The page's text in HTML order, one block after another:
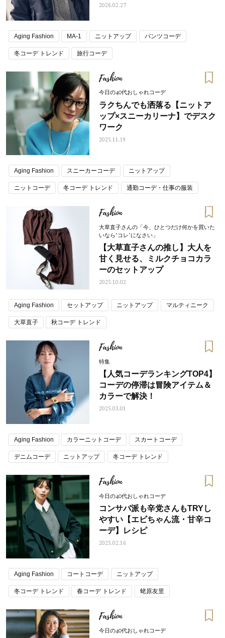
ママとパパに贈る「ジェンダーレ
ス学」
人気の40代髪型・ヘア
2026.02.27
Aging Fashion MA-1 ニットアップ パンツコーデ
冬コーデ トレンド 旅行コーデ
Fashion
今日の40代おしゃれコーデ
ラクちんでも洒落る【ニットア
ップ×スニーカリーナ】でデスク
ワーク
2025.11.19
Aging Fashion スニーカーコーデ ニットアップ
ニットコーデ 冬コーデ トレンド 通勤コーデ・仕事の服装
Fashion
大草直子さんの「今、ひとつだけ何かを買いた
いなら“コレ”になさい」
【大草直子さんの推し】大人を
甘く見せる、ミルクチョコカラ
ーのセットアップ
2025.10.02
Aging Fashion セットアップ ニットアップ マルティニーク
大草直子 秋コーデ トレンド
Fashion
特集
【人気コーデランキングTOP4】
コーデの停滞は冒険アイテム＆
カラーで解決！
2025.03.01
Aging Fashion カラーニットコーデ スカートコーデ
デニムコーデ ニットアップ 冬コーデ トレンド
Fashion
今日の40代おしゃれコーデ
コンサバ派も辛党さんもTRYし
やすい【エビちゃん流・甘辛コ
ーデ】レシピ
2025.02.16
Aging Fashion コートコーデ ニットアップ
冬コーデ トレンド 春コーデ トレンド 蛯原友里
Fashion
今日の40代おしゃれコーデ